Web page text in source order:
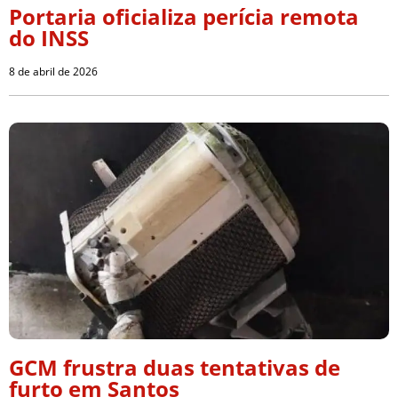
Portaria oficializa perícia remota
do INSS
8 de abril de 2026
GCM frustra duas tentativas de
furto em Santos